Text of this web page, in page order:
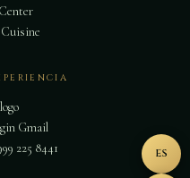
Gmail
225 8441
ES